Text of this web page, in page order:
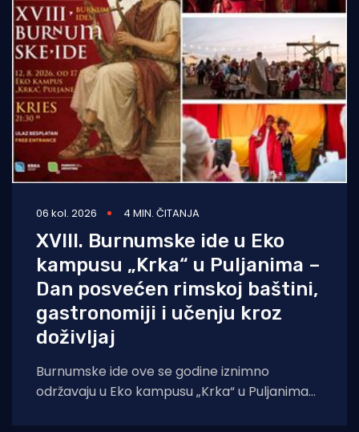
06 kol. 2026 4 MIN. ČITANJA
XVIII. Burnumske ide u Eko
kampusu „Krka“ u Puljanima –
Dan posvećen rimskoj baštini,
gastronomiji i učenju kroz
doživljaj
Burnumske ide ove se godine iznimno
održavaju u Eko kampusu „Krka“ u Puljanima